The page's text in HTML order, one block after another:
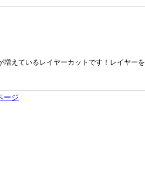
えているレイヤーカットです！レイヤーを
ージ